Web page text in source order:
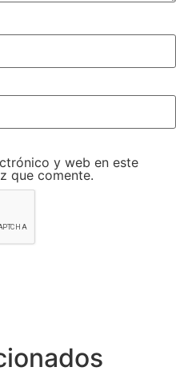
y web en este
que comente.